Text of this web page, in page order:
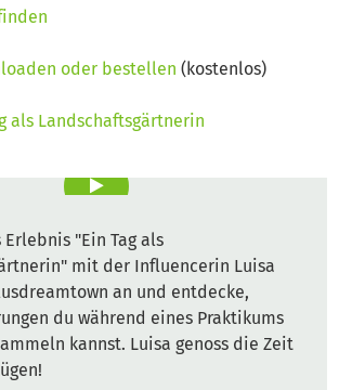
oder bestellen (kostenlos)
als Landschaftsgärtnerin
"Ein Tag als
mit der Influencerin Luisa
an und entdecke,
du während eines Praktikums
kannst. Luisa genoss die Zeit